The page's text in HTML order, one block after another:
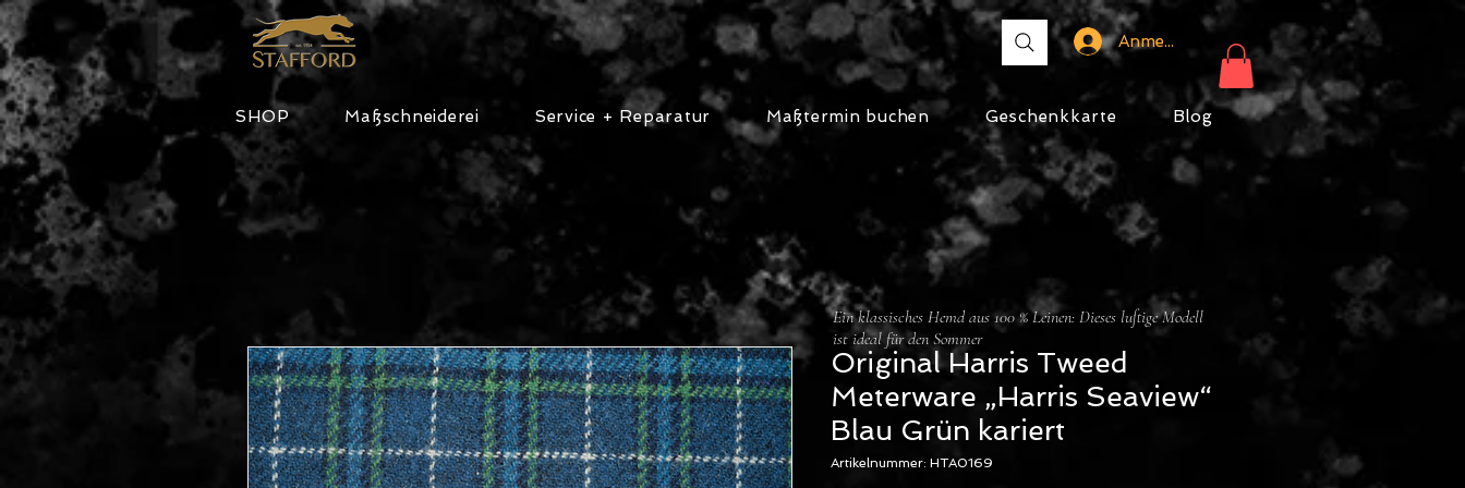
Anmelden
SHOP Maßschneiderei Service + Reparatur Maßtermin buchen Geschenkkarte Blog
Original Harris Tweed
Meterware „Harris Seaview“
Blau Grün kariert
Artikelnummer: HTA0169
Ein klassisches Hemd aus 100 % Leinen: Dieses luftige Modell
ist ideal für den Sommer